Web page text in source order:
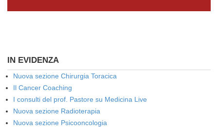
IN EVIDENZA
Nuova sezione Chirurgia Toracica
Il Cancer Coaching
I consulti del prof. Pastore su Medicina Live
Nuova sezione Radioterapia
Nuova sezione Psicooncologia